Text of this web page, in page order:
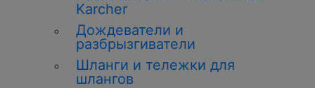
Karcher
Дождеватели и
разбрызгиватели
Шланги и тележки для
шлангов